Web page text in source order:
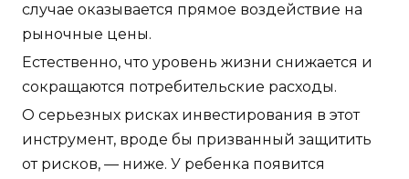
случае оказывается прямое воздействие на
рыночные цены.
Естественно, что уровень жизни снижается и
сокращаются потребительские расходы.
О серьезных рисках инвестирования в этот
инструмент, вроде бы призванный защитить
от рисков, — ниже. У ребенка появится